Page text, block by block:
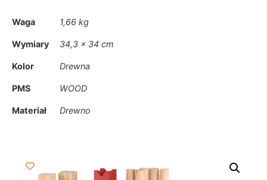
Waga 1,66 kg
Wymiary 34,3 × 34 cm
Kolor Drewna
PMS WOOD
Materiał Drewno